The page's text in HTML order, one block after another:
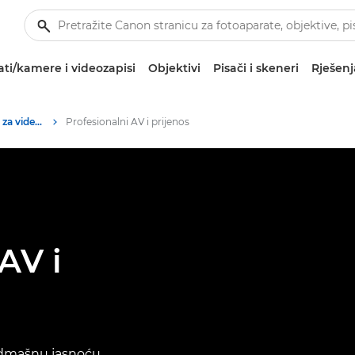
kamere i videozapisi Objektivi Pisači i skeneri
Profesionalna rješenja za videozapise Profesionalni AV i prijenos
i